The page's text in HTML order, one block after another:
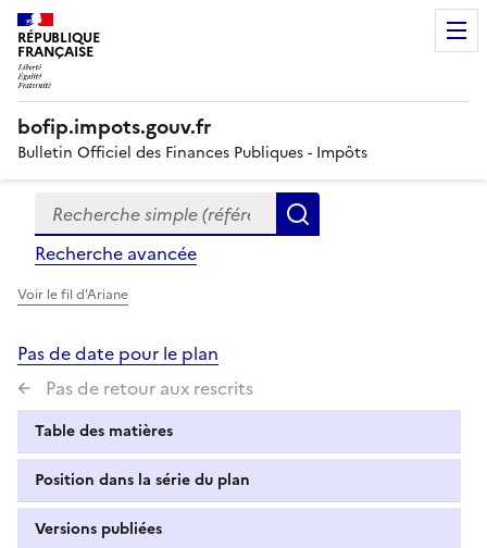
RÉPUBLIQUE
FRANÇAISE
bofip.impots.gouv.fr
Bulletin Officiel des Finances Publiques - Impôts
Formulaire
de
recherche
Recherche simple (références, mots clés, partie du
Recherche avancée
Voir le fil d'Ariane
Pas de date pour le plan
Pas de retour aux rescrits
Table des matières
Position dans la série du plan
Versions publiées